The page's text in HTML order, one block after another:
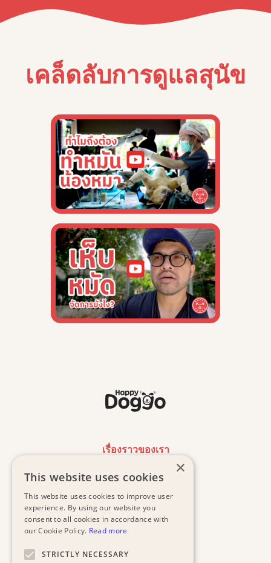
เคล็ดลับการดูแลสุนัข
เรื่องราวของเรา
งานของเรา
น้องหมาที่รอการรับเลี้ยง
ค้นหาคลินิกฟรี
×
This website uses cookies
This website uses cookies to improve user
experience. By using our website you
consent to all cookies in accordance with
our Cookie Policy. Read more
STRICTLY NECESSARY